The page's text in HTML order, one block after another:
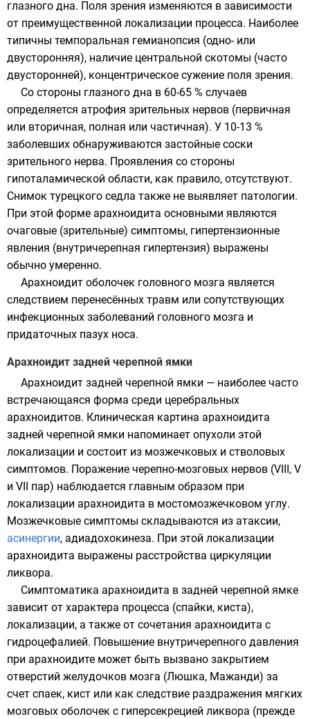
глазного дна. Поля зрения изменяются в зависимости
от преимущественной локализации процесса. Наиболее
типичны темпоральная гемианопсия (одно- или
двусторонняя), наличие центральной скотомы (часто
двусторонней), концентрическое сужение поля зрения.
Со стороны глазного дна в 60-65 % случаев
определяется атрофия зрительных нервов (первичная
или вторичная, полная или частичная). У 10-13 %
заболевших обнаруживаются застойные соски
зрительного нерва. Проявления со стороны
гипоталамической области, как правило, отсутствуют.
Снимок турецкого седла также не выявляет патологии.
При этой форме арахноидита основными являются
очаговые (зрительные) симптомы, гипертензионные
явления (внутричерепная гипертензия) выражены
обычно умеренно.
Арахноидит оболочек головного мозга является
следствием перенесённых травм или сопутствующих
инфекционных заболеваний головного мозга и
придаточных пазух носа.
Арахноидит задней черепной ямки
Арахноидит задней черепной ямки — наиболее часто
встречающаяся форма среди церебральных
арахноидитов. Клиническая картина арахноидита
задней черепной ямки напоминает опухоли этой
локализации и состоит из мозжечковых и стволовых
симптомов. Поражение черепно-мозговых нервов (VIII, V
и VII пар) наблюдается главным образом при
локализации арахноидита в мостомозжечковом углу.
Мозжечковые симптомы складываются из атаксии,
асинергии, адиадохокинеза. При этой локализации
арахноидита выражены расстройства циркуляции
ликвора.
Симптоматика арахноидита в задней черепной ямке
зависит от характера процесса (спайки, киста),
локализации, а также от сочетания арахноидита с
гидроцефалией. Повышение внутричерепного давления
при арахноидите может быть вызвано закрытием
отверстий желудочков мозга (Люшка, Мажанди) за
счет спаек, кист или как следствие раздражения мягких
мозговых оболочек с гиперсекрецией ликвора (прежде